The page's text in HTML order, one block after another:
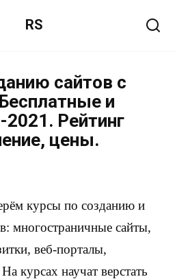
RS
сайтов с
и
Рейтинг
цены.
курсы по созданию и
многостраничные сайты,
веб-порталы,
курсах научат верстать